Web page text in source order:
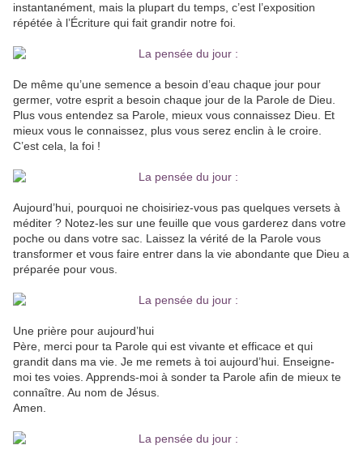
instantanément, mais la plupart du temps, c’est l’exposition
répétée à l’Écriture qui fait grandir notre foi.
De même qu’une semence a besoin d’eau chaque jour pour
germer, votre esprit a besoin chaque jour de la Parole de Dieu.
Plus vous entendez sa Parole, mieux vous connaissez Dieu. Et
mieux vous le connaissez, plus vous serez enclin à le croire.
C’est cela, la foi !
Aujourd’hui, pourquoi ne choisiriez-vous pas quelques versets à
méditer ? Notez-les sur une feuille que vous garderez dans votre
poche ou dans votre sac. Laissez la vérité de la Parole vous
transformer et vous faire entrer dans la vie abondante que Dieu a
préparée pour vous.
Une prière pour aujourd’hui
Père, merci pour ta Parole qui est vivante et efficace et qui
grandit dans ma vie. Je me remets à toi aujourd’hui. Enseigne-
moi tes voies. Apprends-moi à sonder ta Parole afin de mieux te
connaître. Au nom de Jésus.
Amen.